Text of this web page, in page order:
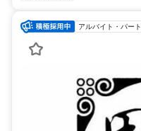
アルバイト・パート